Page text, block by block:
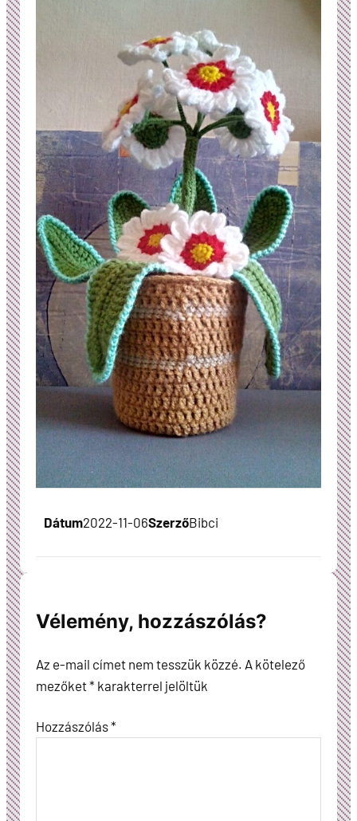
Dátum2022-11-06SzerzőBibci
Vélemény, hozzászólás?
Az e-mail címet nem tesszük közzé. A kötelező
mezőket* karakterrel jelöltük
Hozzászólás*